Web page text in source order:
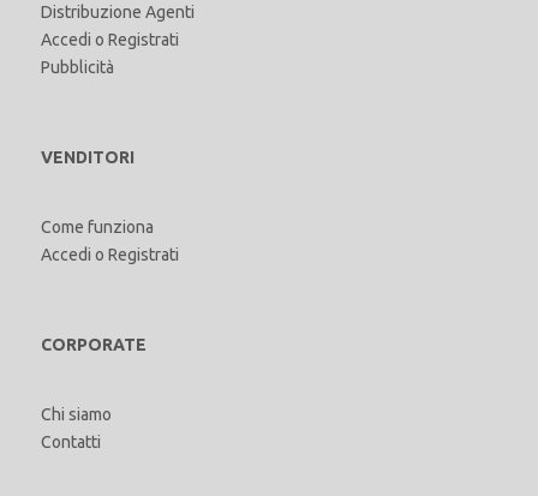
Distribuzione Agenti
Accedi o Registrati
Pubblicità
VENDITORI
Come funziona
Accedi o Registrati
CORPORATE
Chi siamo
Contatti